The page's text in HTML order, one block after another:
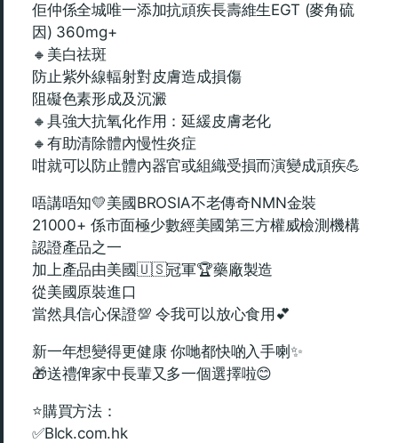
佢仲係全城唯一添加抗頑疾長壽維生EGT (麥角硫
因) 360mg+
🔸美白祛斑
防止紫外線輻射對皮膚造成損傷
阻礙色素形成及沉澱
🔸具強大抗氧化作用：延緩皮膚老化
🔸有助清除體內慢性炎症
咁就可以防止體內器官或組織受損而演變成頑疾💪
唔講唔知💛美國BROSIA不老傳奇NMN金裝
21000+ 係市面極少數經美國第三方權威檢測機構
認證產品之一
加上產品由美國🇺🇸冠軍🏆藥廠製造
從美國原裝進口
當然具信心保證💯 令我可以放心食用💕
新一年想變得更健康 你哋都快啲入手喇✨
🎁送禮俾家中長輩又多一個選擇啦😊
⭐️購買方法：
✅Blck.com.hk